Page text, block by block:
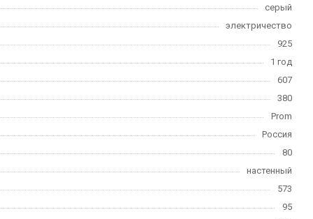
серый
электричество
925
1 год
607
380
Prom
Россия
80
настенный
573
95